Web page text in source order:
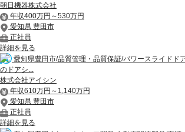
朝日機器株式会社
年収400万円～530万円
愛知県 豊田市
正社員
詳細を見る
愛知県豊田市/品質管理・品質保証/パワースライドド
のドアシ...
株式会社アイシン
年収610万円～1,140万円
愛知県 豊田市
正社員
詳細を見る